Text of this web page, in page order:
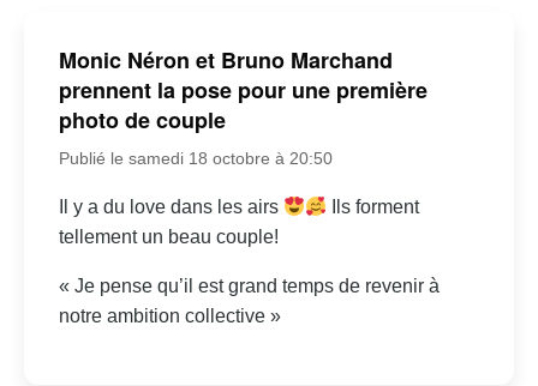
Monic Néron et Bruno Marchand
prennent la pose pour une première
photo de couple
Publié le samedi 18 octobre à 20:50
Il y a du love dans les airs
Ils forment
tellement un beau couple!
« Je pense qu’il est grand temps de revenir à
notre ambition collective »